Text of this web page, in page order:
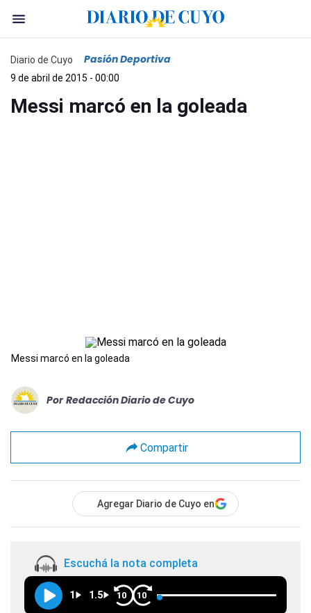
Diario de Cuyo Pasión Deportiva
9 de abril de 2015 - 00:00
Messi marcó en la goleada
Messi marcó en la goleada
Por Redacción Diario de Cuyo
Compartir
Agregar Diario de Cuyo en
Escuchá la nota completa
1 1.5 10 10